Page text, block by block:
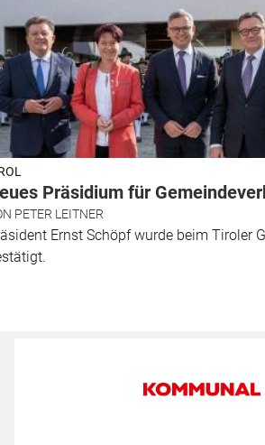
Präsidium für
PETER LEITNER
Ernst Schöpf wurde beim Tiroler